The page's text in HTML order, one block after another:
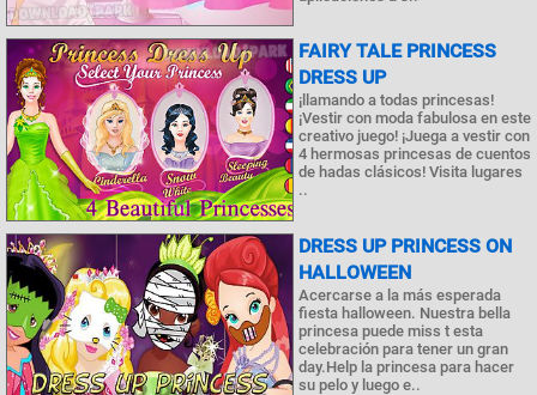
FAIRY TALE PRINCESS
DRESS UP
¡llamando a todas princesas!
¡Vestir con moda fabulosa en este
creativo juego! ¡Juega a vestir con
4 hermosas princesas de cuentos
de hadas clásicos! Visita lugares
..
DRESS UP PRINCESS ON
HALLOWEEN
Acercarse a la más esperada
fiesta halloween. Nuestra bella
princesa puede miss t esta
celebración para tener un gran
day.Help la princesa para hacer
su pelo y luego e..